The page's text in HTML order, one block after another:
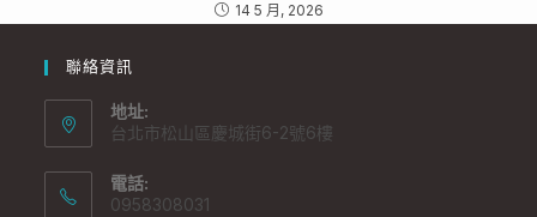
14 5 月, 2026
聯絡資訊
地址:
台北市松山區慶城街6-2號6樓
電話:
0958308031